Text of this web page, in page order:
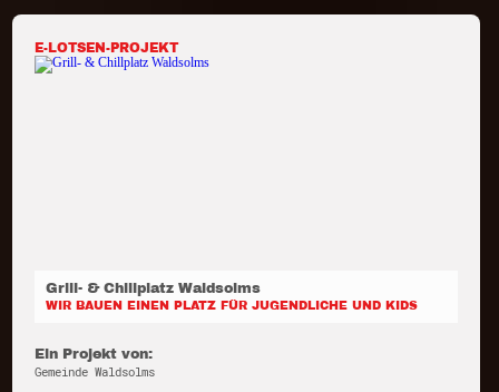
E-LOTSEN-PROJEKT
Grill- & Chillplatz Waldsolms
WIR BAUEN EINEN PLATZ FÜR JUGENDLICHE UND KIDS
Ein Projekt von:
Gemeinde Waldsolms